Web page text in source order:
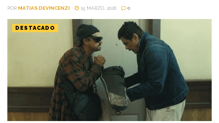
POR MATIAS DEVINCENZI 15 MARZO, 2026 0
DESTACADO